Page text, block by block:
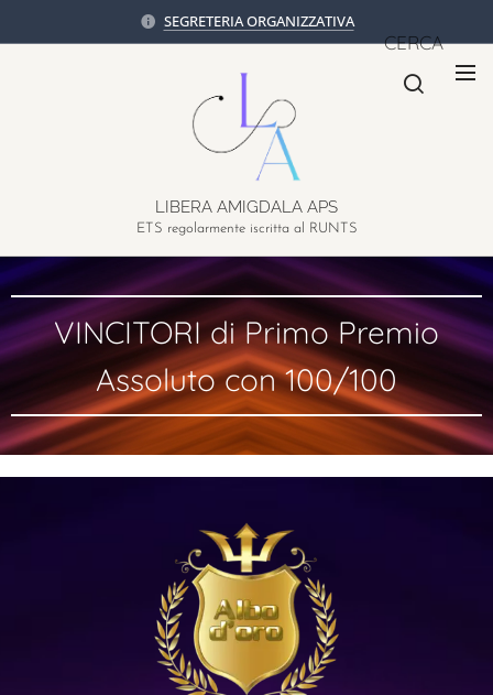
SEGRETERIA ORGANIZZATIVA
LIBERA AMIGDALA APS
ETS regolarmente iscritta al RUNTS
CERCA
VINCITORI di Primo Premio
Assoluto con 100/100